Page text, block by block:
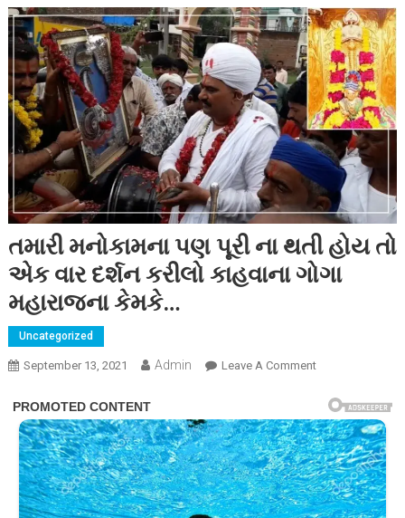
તમારી મનોકામના પણ પૂરી ના થતી હોય તો
એક વાર દર્શન કરીલો કાહવાના ગોગા
મહારાજના કેમકે…
Uncategorized
September 13, 2021 Admin Leave A CommentOn
મનોકામના
પણ
પૂરી
ના
થતી
હોય